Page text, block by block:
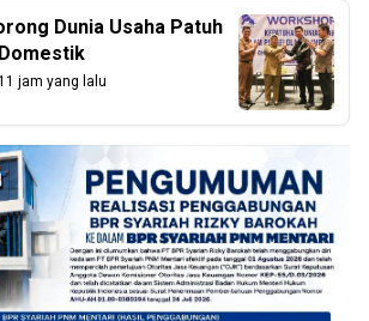
Dunia Usaha Patuh
jam yang lalu